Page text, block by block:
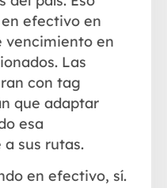
efectivo en
vencimiento en
Las
con tag
que adaptar
esa
sus rutas.
en efectivo, sí.